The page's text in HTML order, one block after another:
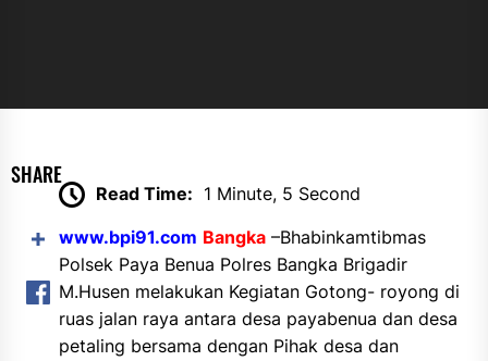
SHARE
Read Time: 1 Minute, 5 Second
www.bpi91.com Bangka–Bhabinkamtibmas
Polsek Paya Benua Polres Bangka Brigadir
M.Husen melakukan Kegiatan Gotong- royong di
ruas jalan raya antara desa payabenua dan desa
petaling bersama dengan Pihak desa dan